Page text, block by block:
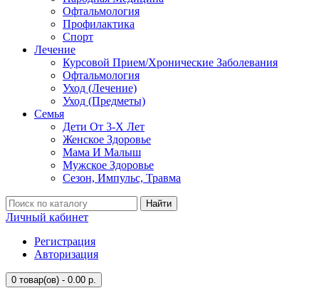
Офтальмология
Профилактика
Спорт
Лечение
Курсовой Прием/Хронические Заболевания
Офтальмология
Уход (Лечение)
Уход (Предметы)
Семья
Дети От 3-Х Лет
Женское Здоровье
Мама И Малыш
Мужское Здоровье
Сезон, Импульс, Травма
Найти
Личный кабинет
Регистрация
Авторизация
0 товар(ов) - 0.00 р.